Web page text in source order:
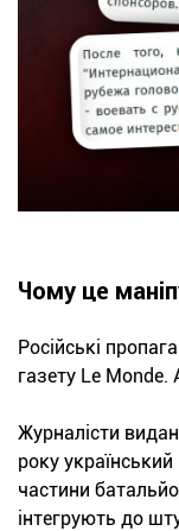
Чому це
Російські
газету Le Monde.
Журналісти
року
частини
інтегрують до